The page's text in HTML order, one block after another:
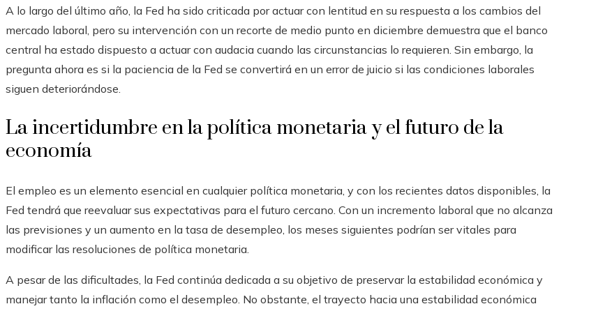
A lo largo del último año, la Fed ha sido criticada por actuar con lentitud en su respuesta a los cambios del
mercado laboral, pero su intervención con un recorte de medio punto en diciembre demuestra que el banco
central ha estado dispuesto a actuar con audacia cuando las circunstancias lo requieren. Sin embargo, la
pregunta ahora es si la paciencia de la Fed se convertirá en un error de juicio si las condiciones laborales
siguen deteriorándose.
La incertidumbre en la política monetaria y el futuro de la
economía
El empleo es un elemento esencial en cualquier política monetaria, y con los recientes datos disponibles, la
Fed tendrá que reevaluar sus expectativas para el futuro cercano. Con un incremento laboral que no alcanza
las previsiones y un aumento en la tasa de desempleo, los meses siguientes podrían ser vitales para
modificar las resoluciones de política monetaria.
A pesar de las dificultades, la Fed continúa dedicada a su objetivo de preservar la estabilidad económica y
manejar tanto la inflación como el desempleo. No obstante, el trayecto hacia una estabilidad económica